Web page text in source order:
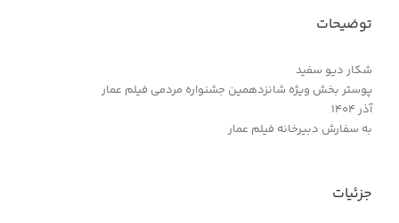
توضیحات
شکار دیو سفید
پوستر بخش ویژه شانزدهمین جشنواره مردمی فیلم عمار
آذر ۱۴۰۴
به سفارش دبیرخانه فیلم عمار
جزئیات